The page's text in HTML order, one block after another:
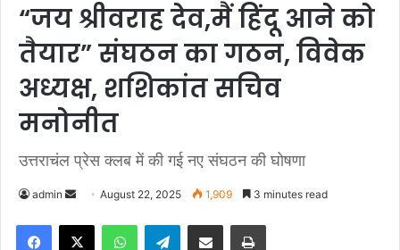
“जय श्रीवराह देव,मैं हिंदू आने को
तैयार” संघठन का गठन, विवेक
अध्यक्ष, शशिकांत सचिव
मनोनीत
उत्तराचंल प्रेस क्लब में की गई नए संघठन की घोषणा
admin
n
August 22, 2025 1,909 3 minutes read
Telegram